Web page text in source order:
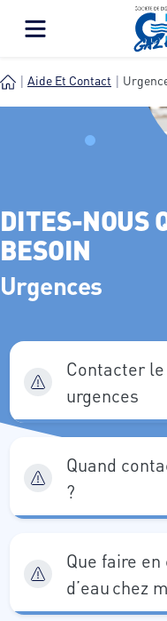
Aide Et Contact
DITES-NOUS
BESOIN
Urgences
Contacter
urgences
Quand
?
Que faire
d’eau chez